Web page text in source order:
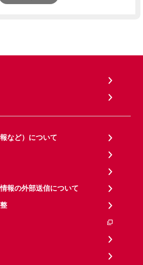
など）について
報の外部送信について